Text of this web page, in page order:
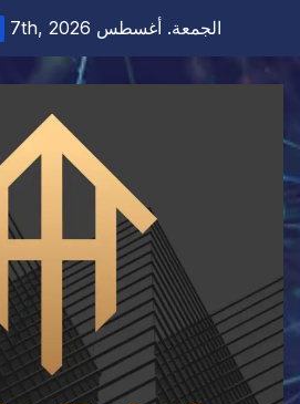
content
الجمعة. أغسطس 7th, 2026